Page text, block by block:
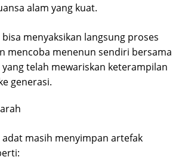
alam yang kuat.
menyaksikan langsung proses
mencoba menenun sendiri bersama
telah mewariskan keterampilan
generasi.
masih menyimpan artefak